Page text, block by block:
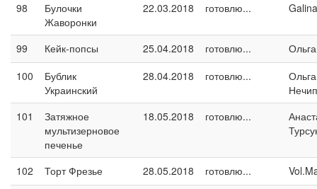
98
Булочки
Жаворонки
22.03.2018 готовлю...
99 Кейк-попсы 25.04.2018 готовлю...
100
Бублик
Украинский
28.04.2018 готовлю...
Ольга
101
Затяжное
мультизерновое
печенье
18.05.2018 готовлю...
102 Торт Фрезье 28.05.2018 готовлю...